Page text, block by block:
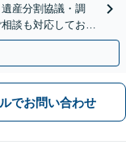
産分割協議・調
談も対応しており
でお問い合わせ